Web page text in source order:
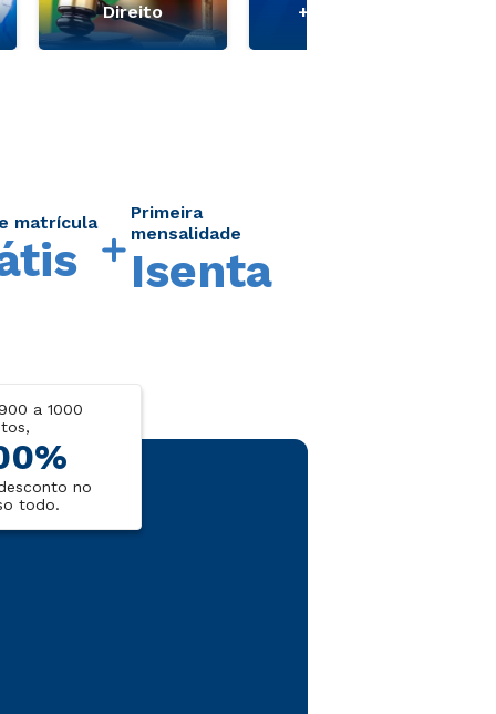
Direito + Ver mais
matrícula
Primeira
mensalidade
Isenta
a 1000
no
todo.